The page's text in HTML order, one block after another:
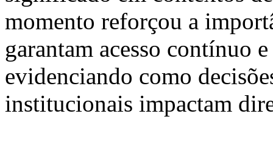
momento reforçou a
garantam acesso contínuo
evidenciando como
institucionais impactam